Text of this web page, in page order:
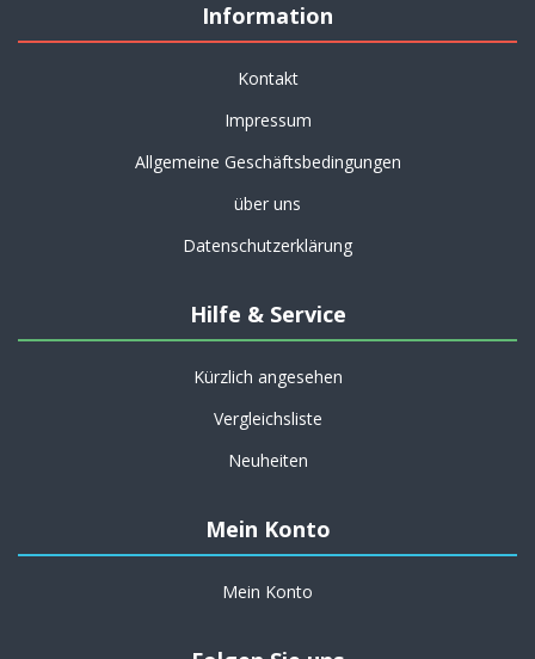
Information
Kontakt
Impressum
Allgemeine Geschäftsbedingungen
über uns
Datenschutzerklärung
Hilfe & Service
Kürzlich angesehen
Vergleichsliste
Neuheiten
Mein Konto
Mein Konto